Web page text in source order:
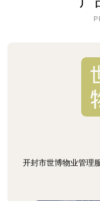
开封市世博物业管理